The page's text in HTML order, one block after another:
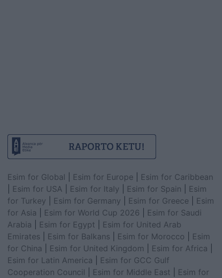
Esim for Global Esim for Europe
Esim for Caribbean
Esim for USA Esim for Italy Esim for Spain
Esim
for Turkey
Esim for Germany Esim for Greece
Esim
for Asia
Esim for World Cup 2026
Esim for Saudi
Arabia
Esim for Egypt
Esim for United Arab
Emirates
Esim for Balkans Esim for Morocco
Esim
for China
Esim for United Kingdom Esim for Africa
Esim for Latin America
Esim for GCC Gulf
Cooperation Council
Esim for Middle East
Esim for